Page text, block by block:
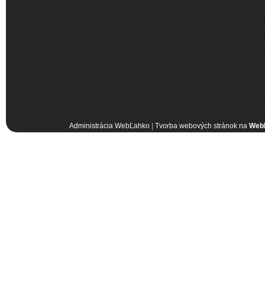
Administrácia WebĽahko| Tvorba webových stránok na